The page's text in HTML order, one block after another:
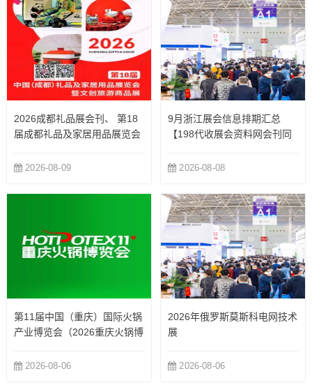
2026成都礼品展会刊、 第18
届成都礼品及家居用品展览会
名录2026-08-09
9月浙江展会信息排期汇总
【198代收展会资料网会刊同
2026-08-08
第11届中国（重庆）国际火锅
产业博览会（2026重庆火锅博
2026-08-06
2026年俄罗斯莫斯科电网技术
展
2026-08-06